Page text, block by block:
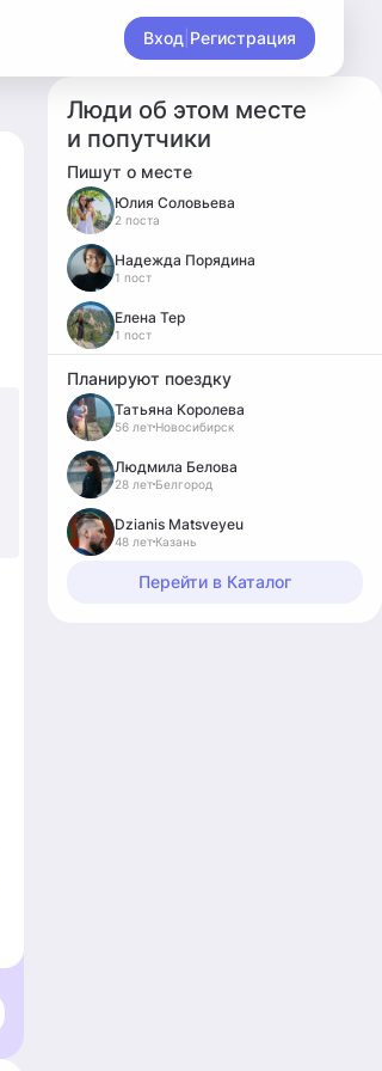
Вход Регистрация
Люди об этом месте
и попутчики
Пишут о месте
Юлия Соловьева
2 поста
Надежда Порядина
1 пост
Елена Тер
1 пост
Планируют поездку
Татьяна Королева
56 лет Новосибирск
Людмила Белова
28 лет Белгород
Dzianis Matsveyeu
48 лет Казань
Перейти в Каталог